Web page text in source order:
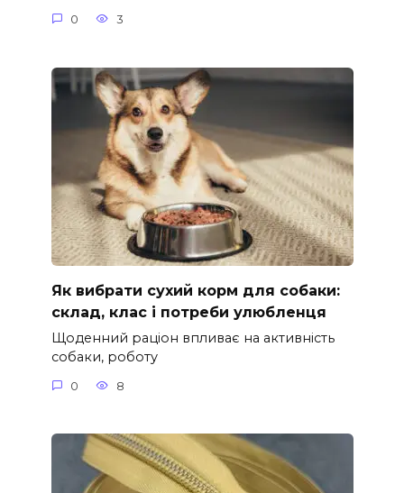
0 3
Як вибрати сухий корм для собаки:
склад, клас і потреби улюбленця
Щоденний раціон впливає на активність
собаки, роботу
0 8